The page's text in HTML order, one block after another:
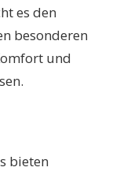
es den
besonderen
und
bieten